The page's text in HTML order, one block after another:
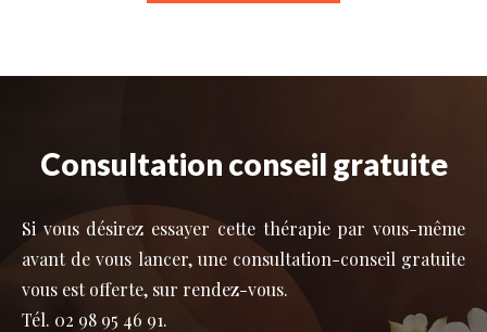
Consultation conseil gratuite
Si vous désirez essayer cette thérapie par vous-même
avant de vous lancer, une consultation-conseil gratuite
vous est offerte, sur rendez-vous.
Tél. 02 98 95 46 91.